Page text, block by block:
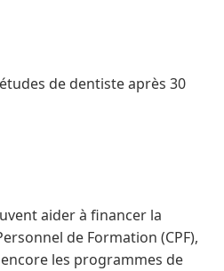
de dentiste après 30
aider à financer la
de Formation (CPF),
les programmes de